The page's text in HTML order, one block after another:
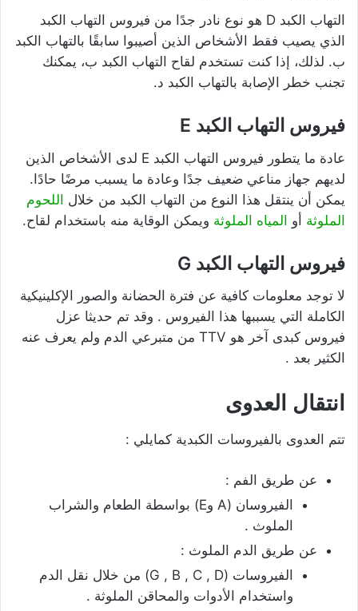
التهاب الكبد D هو نوع نادر جدًا من فيروس التهاب الكبد
الذي يصيب فقط الأشخاص الذين أصيبوا سابقًا بالتهاب الكبد
ب. لذلك، إذا كنت تستخدم لقاح التهاب الكبد ب، يمكنك
تجنب خطر الإصابة بالتهاب الكبد د.
فيروس التهاب الكبد E
عادة ما يتطور فيروس التهاب الكبد E لدى الأشخاص الذين
لديهم جهاز مناعي ضعيف جدًا وعادة ما يسبب مرضًا حادًا.
يمكن أن ينتقل هذا النوع من التهاب الكبد من خلال اللحوم
الملوثة أو المياه الملوثة ويمكن الوقاية منه باستخدام لقاح.
فيروس التهاب الكبد G
لا توجد معلومات كافية عن فترة الحضانة والصور الإكلينيكية
الكاملة التي يسببها هذا الفيروس . وقد تم حديثا عزل
فيروس كبدى آخر هو TTV من متبرعي الدم ولم يعرف عنه
الكثير بعد .
انتقال العدوى
تتم العدوى بالفيروسات الكبدية كمايلي :
عن طريق الفم :
الفيروسان (A وE) بواسطة الطعام والشراب
الملوث .
عن طريق الدم الملوث :
الفيروسات (G , B , C , D) من خلال نقل الدم
واستخدام الأدوات والمحاقن الملوثة .